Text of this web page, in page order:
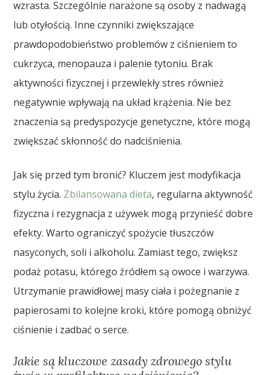
wzrasta. Szczególnie narażone są osoby z nadwagą
lub otyłością. Inne czynniki zwiększające
prawdopodobieństwo problemów z ciśnieniem to
cukrzyca, menopauza i palenie tytoniu. Brak
aktywności fizycznej i przewlekły stres również
negatywnie wpływają na układ krążenia. Nie bez
znaczenia są predyspozycje genetyczne, które mogą
zwiększać skłonność do nadciśnienia.
Jak się przed tym bronić? Kluczem jest modyfikacja
stylu życia. Zbilansowana dieta, regularna aktywność
fizyczna i rezygnacja z używek mogą przynieść dobre
efekty. Warto ograniczyć spożycie tłuszczów
nasyconych, soli i alkoholu. Zamiast tego, zwiększ
podaż potasu, którego źródłem są owoce i warzywa.
Utrzymanie prawidłowej masy ciała i pożegnanie z
papierosami to kolejne kroki, które pomogą obniżyć
ciśnienie i zadbać o serce.
Jakie są kluczowe zasady zdrowego stylu